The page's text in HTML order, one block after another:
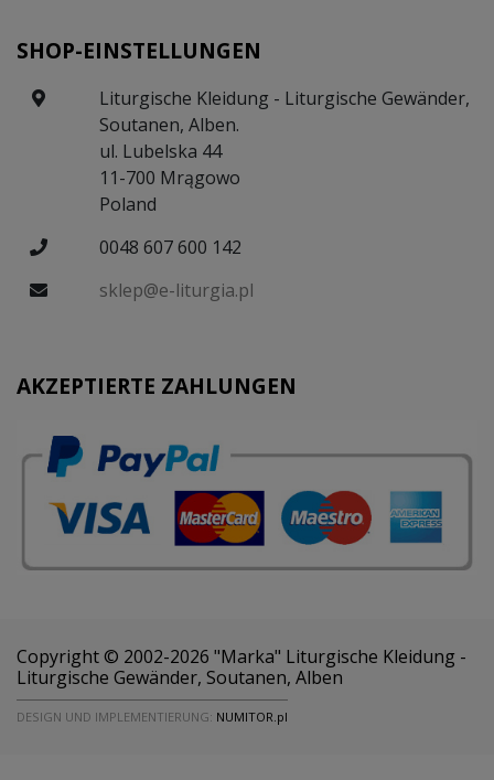
SHOP-EINSTELLUNGEN
Liturgische Kleidung - Liturgische Gewänder,
Soutanen, Alben.
ul. Lubelska 44
11-700 Mrągowo
Poland
0048 607 600 142
sklep@e-liturgia.pl
AKZEPTIERTE ZAHLUNGEN
Copyright © 2002-2026 "Marka" Liturgische Kleidung -
Liturgische Gewänder, Soutanen, Alben
DESIGN UND IMPLEMENTIERUNG: NUMITOR.pl